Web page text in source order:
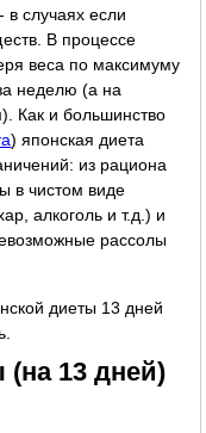
в случаях если
В процессе
веса по максимуму
неделю (а на
Как и большинство
) японская диета
из рациона
в чистом виде
алкоголь и т.д.) и
рассолы
диеты 13 дней
13 дней)